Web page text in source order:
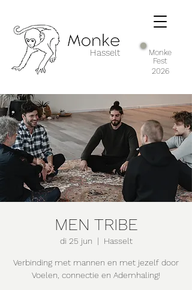
Hasselt
Monke
Fest
2026
MEN TRIBE
di 25 jun
  |
Hasselt
Verbinding met mannen en met jezelf door
Voelen, connectie en Ademhaling!